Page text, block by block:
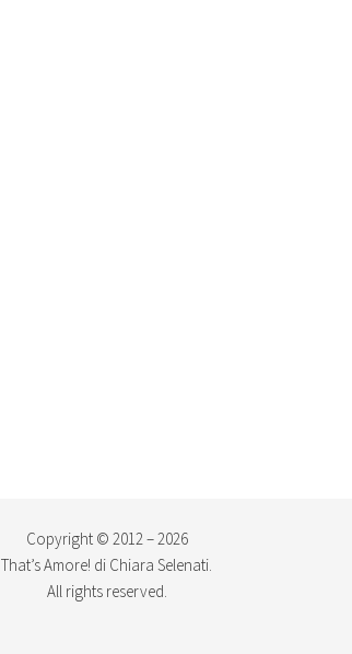
Copyright © 2012 – 2026
That’s Amore! di Chiara Selenati.
All rights reserved.